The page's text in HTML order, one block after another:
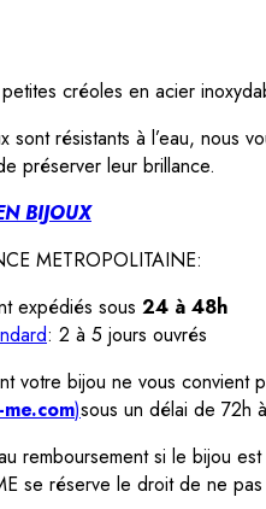
créoles en acier
sont résistants à l’eau, nous
préserver leur brillance.
BIJOUX
METROPOLITAINE:
expédiés sous 24 à 48h
: 2 à 5 jours ouvrés
votre bijou ne vous
)sous un délai de 72h
remboursement si le bijou
se réserve le droit de ne